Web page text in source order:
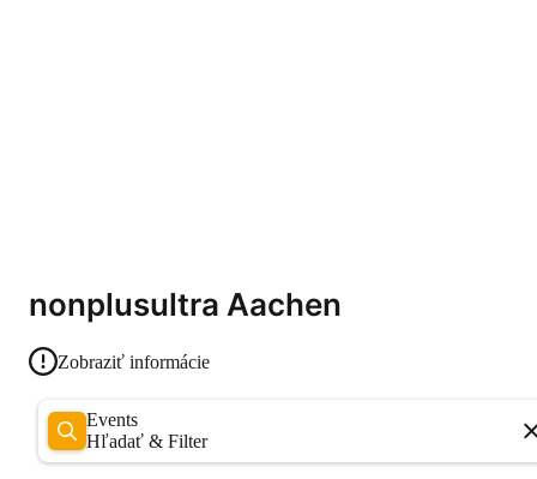
nonplusultra Aachen
Zobraziť informácie
Events
Hľadať & Filter